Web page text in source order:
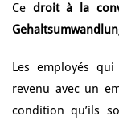
Ce droit à la
Les employés
revenu avec un
condition qu’ils